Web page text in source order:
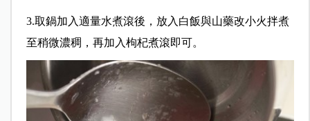
3.取鍋加入適量水煮滾後，放入白飯與山藥改小火拌煮
至稍微濃稠，再加入枸杞煮滾即可。